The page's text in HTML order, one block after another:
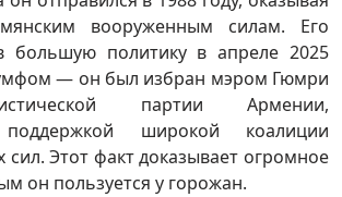
вооруженным силам. Его
большую политику в апреле 2025
— он был избран мэром Гюмри
партии Армении,
поддержкой широкой коалиции
Этот факт доказывает огромное
он пользуется у горожан.